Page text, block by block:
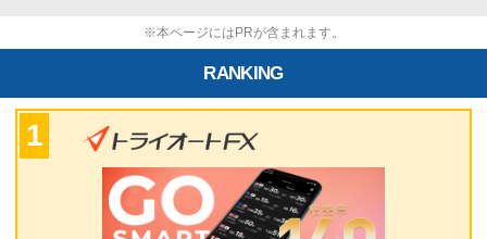
※本ページにはPRが含まれます。
RANKING